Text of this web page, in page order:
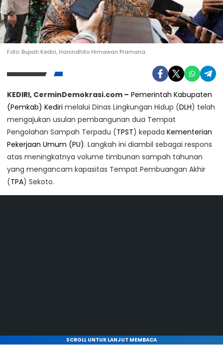
Foto: Bupati Kediri, Hanindhito Himawan Pramana.
KEDIRI, CerminDemokrasi.com – Pemerintah Kabupaten
(Pemkab) Kediri melalui Dinas Lingkungan Hidup (DLH) telah
mengajukan usulan pembangunan dua Tempat
Pengolahan Sampah Terpadu (TPST) kepada Kementerian
Pekerjaan Umum (PU). Langkah ini diambil sebagai respons
atas meningkatnya volume timbunan sampah tahunan
yang mengancam kapasitas Tempat Pembuangan Akhir
(TPA) Sekoto.
SCROLL UNTUK LANJUT MEMBACA
Kunjungi Website Resmi Cermin Demokrasi
Karoren Kemenipas Dan Kakanwil Ditjenpas
Jabar Apresiasi Inovasi Pembinaan Lapas
Kelas IIA Garut